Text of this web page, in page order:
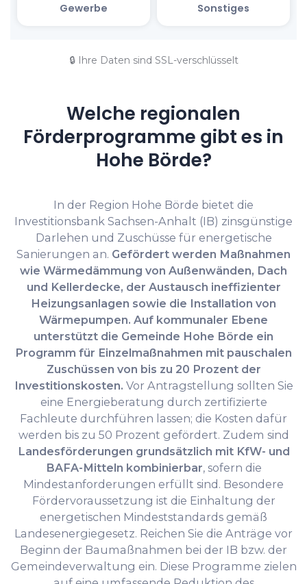
🔒 Ihre Daten sind SSL-verschlüsselt
Welche regionalen
Förderprogramme gibt es in
Hohe Börde?
In der Region Hohe Börde bietet die
Investitionsbank Sachsen-Anhalt (IB) zinsgünstige
Darlehen und Zuschüsse für energetische
Sanierungen an. Gefördert werden Maßnahmen
wie Wärmedämmung von Außenwänden, Dach
und Kellerdecke, der Austausch ineffizienter
Heizungsanlagen sowie die Installation von
Wärmepumpen. Auf kommunaler Ebene
unterstützt die Gemeinde Hohe Börde ein
Programm für Einzelmaßnahmen mit pauschalen
Zuschüssen von bis zu 20 Prozent der
Investitionskosten. Vor Antragstellung sollten Sie
eine Energieberatung durch zertifizierte
Fachleute durchführen lassen; die Kosten dafür
werden bis zu 50 Prozent gefördert. Zudem sind
Landesförderungen grundsätzlich mit KfW- und
BAFA-Mitteln kombinierbar, sofern die
Mindestanforderungen erfüllt sind. Besondere
Fördervoraussetzung ist die Einhaltung der
energetischen Mindeststandards gemäß
Landesenergiegesetz. Reichen Sie die Anträge vor
Beginn der Baumaßnahmen bei der IB bzw. der
Gemeindeverwaltung ein. Diese Programme zielen